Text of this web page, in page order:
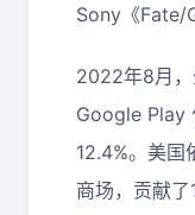
Sony《Fate/
2022年8月
Google Play
12.4%。美国
商场，贡献